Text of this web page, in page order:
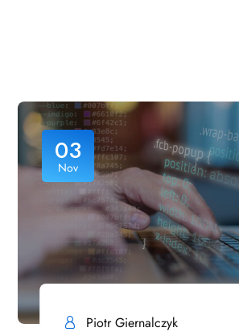
03
Nov
Piotr Giernalczyk